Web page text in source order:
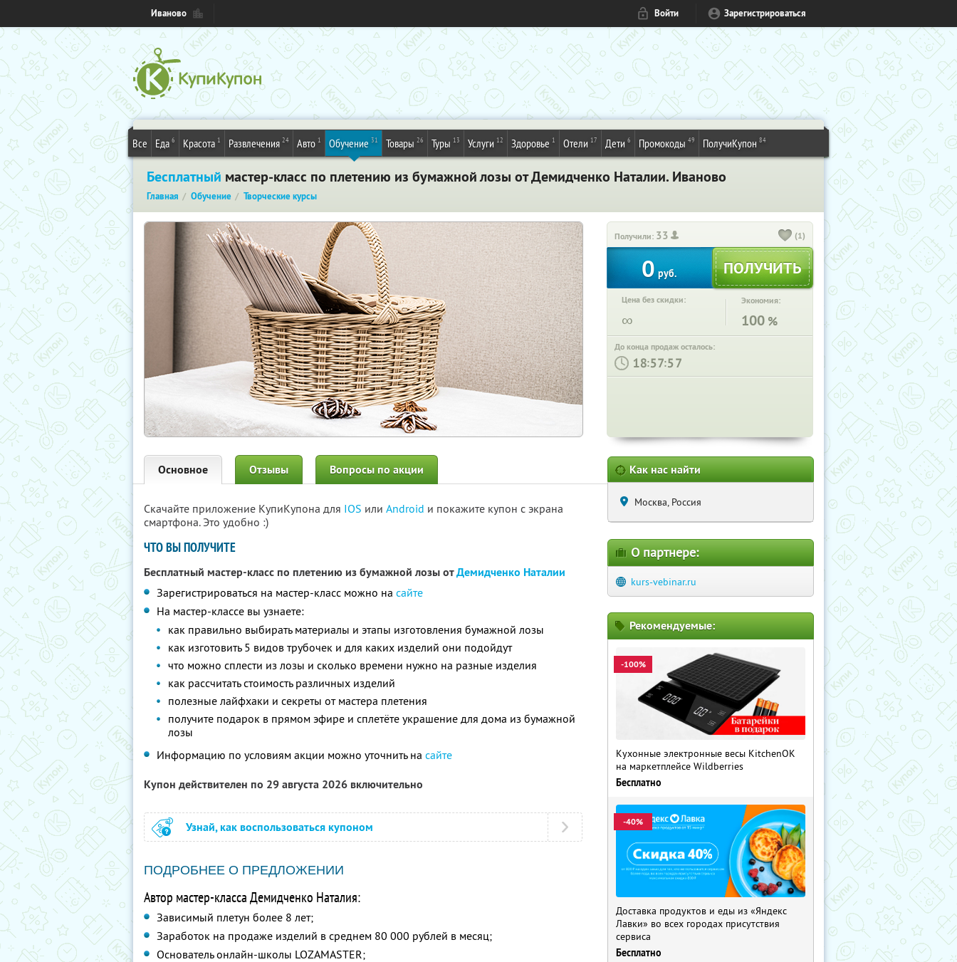
Иваново Войти Зарегистрироваться
Все Еда 6 Красота 1 Развлечения 24 Авто 1 Обучение 31 Товары 26 Туры 13 Услуги 12 Здоровье 1 Отели 17 Дети 6 Промокоды 49 ПолучиКупон 84
Бесплатный мастер-класс по плетению из бумажной лозы от Демидченко Наталии. Иваново
Главная Обучение Творческие курсы
Получили: 33 (1)
0 руб.
Цена без скидки:
∞
Экономия:
100 %
До конца продаж осталось:
: :
Основное Отзывы Вопросы по акции
Скачайте приложение КупиКупона для IOS или Android и покажите купон с экрана
смартфона. Это удобно :)
ЧТО ВЫ ПОЛУЧИТЕ
Бесплатный мастер-класс по плетению из бумажной лозы отДемидченко Наталии
Зарегистрироваться на мастер-класс можно на сайте
На мастер-классе вы узнаете:
как правильно выбирать материалы и этапы изготовления бумажной лозы
как изготовить 5 видов трубочек и для каких изделий они подойдут
что можно сплести из лозы и сколько времени нужно на разные изделия
как рассчитать стоимость различных изделий
полезные лайфхаки и секреты от мастера плетения
получите подарок в прямом эфире и сплетёте украшение для дома из бумажной
лозы
Информацию по условиям акции можно уточнить на сайте
Купон действителен по 29 августа 2026 включительно
Узнай, как воспользоваться купоном
ПОДРОБНЕЕ О ПРЕДЛОЖЕНИИ
Автор мастер-класса Демидченко Наталия:
Зависимый плетун более 8 лет;
Заработок на продаже изделий в среднем 80 000 рублей в месяц;
Основатель онлайн-школы LOZAMASTER;
Как нас найти
Москва, Россия
О партнере:
kurs-vebinar.ru
Рекомендуемые:
-100%
Кухонные электронные весы KitchenOK
на маркетплейсе Wildberries
Бесплатно
-40%
Доставка продуктов и еды из «Яндекс
Лавки» во всех городах присутствия
сервиса
Бесплатно